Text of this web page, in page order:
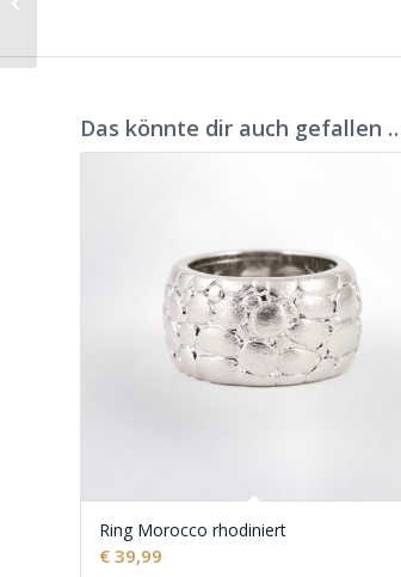
Das könnte dir auch gefallen
Ring Morocco rhodiniert
€ 39,99